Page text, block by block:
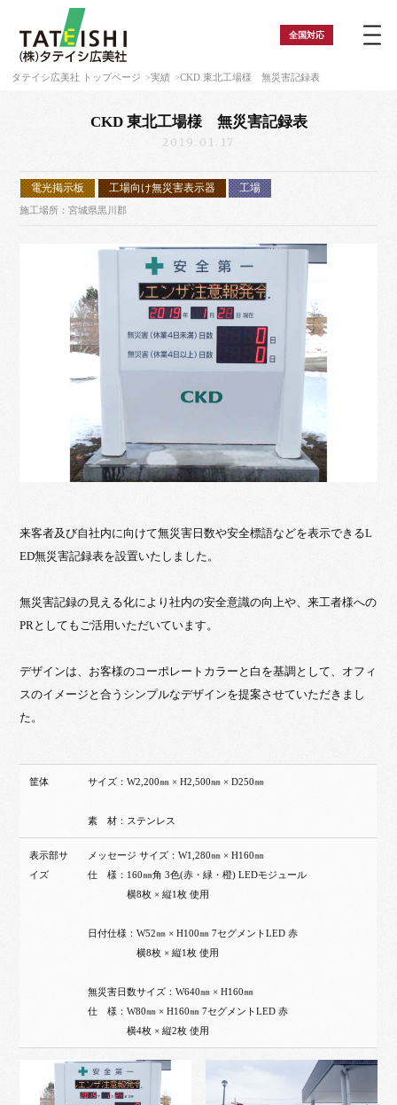
全国対応
タテイシ広美社 トップページ 実績 CKD 東北工場様 無災害記録表
CKD 東北工場様 無災害記録表
2019.01.17
電光掲示板 工場向け無災害表示器 工場
施工場所：宮城県黒川郡
来客者及び自社内に向けて無災害日数や安全標語などを表示できるL
ED無災害記録表を設置いたしました。
無災害記録の見える化により社内の安全意識の向上や、来工者様への
PRとしてもご活用いただいています。
デザインは、お客様のコーポレートカラーと白を基調として、オフィ
スのイメージと合うシンプルなデザインを提案させていただきまし
た。
筐体 サイズ：W2,200㎜ × H2,500㎜ × D250㎜
素 材：ステンレス
表示部サ
イズ
メッセージ サイズ：W1,280㎜ × H160㎜
仕 様：160㎜角 3色(赤・緑・橙) LEDモジュール
横8枚 × 縦1枚 使用
日付仕様：W52㎜ × H100㎜ 7セグメントLED 赤
横8枚 × 縦1枚 使用
無災害日数サイズ：W640㎜ × H160㎜
仕 様：W80㎜ × H160㎜ 7セグメントLED 赤
横4枚 × 縦2枚 使用